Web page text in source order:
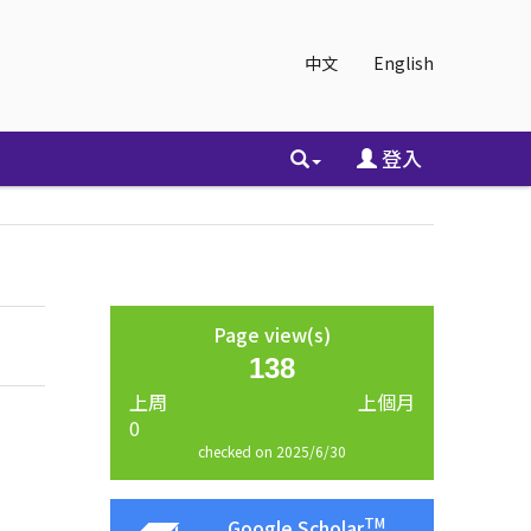
中文 English
登入
Page view(s)
138
上周
0
上個月
checked on 2025/6/30
TM